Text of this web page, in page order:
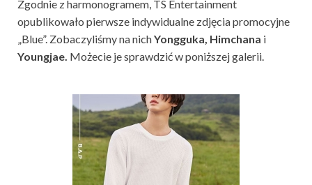
Zgodnie z harmonogramem, TS Entertainment
opublikowało pierwsze indywidualne zdjęcia promocyjne
„Blue”. Zobaczyliśmy na nichYongguka, Himchana i
Youngjae. Możecie je sprawdzić w poniższej galerii.